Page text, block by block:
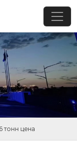
тонн цена